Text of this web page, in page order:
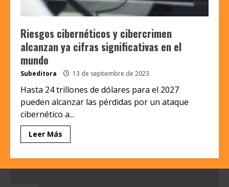
Riesgos cibernéticos y cibercrimen
alcanzan ya cifras significativas en el
mundo
Subeditora 13 de septiembre de 2023
Hasta 24 trillones de dólares para el 2027
pueden alcanzar las pérdidas por un ataque
cibernético a...
Leer Más